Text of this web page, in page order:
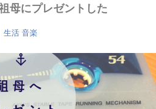
母にプレゼントした
生活 音楽